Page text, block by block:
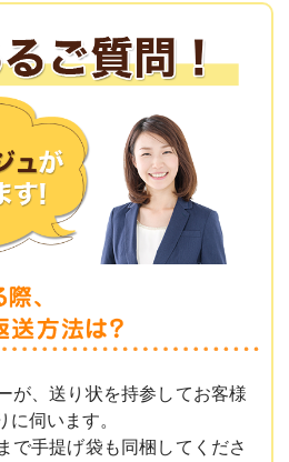
が、送り状を持参してお客様
伺います。
で手提げ袋も同梱してくださ